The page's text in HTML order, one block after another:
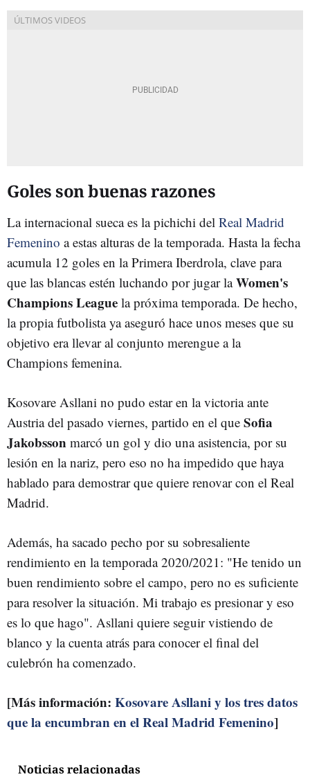
Goles son buenas razones
La internacional sueca es la pichichi del Real Madrid
Femenino a estas alturas de la temporada. Hasta la fecha
acumula 12 goles en la Primera Iberdrola, clave para
que las blancas estén luchando por jugar laWomen's
Champions League la próxima temporada. De hecho,
la propia futbolista ya aseguró hace unos meses que su
objetivo era llevar al conjunto merengue a la
Champions femenina.
Kosovare Asllani no pudo estar en la victoria ante
Austria del pasado viernes, partido en el que Sofia
Jakobsson marcó un gol y dio una asistencia, por su
lesión en la nariz, pero eso no ha impedido que haya
hablado para demostrar que quiere renovar con el Real
Madrid.
Además, ha sacado pecho por su sobresaliente
rendimiento en la temporada 2020/2021: "He tenido un
buen rendimiento sobre el campo, pero no es suficiente
para resolver la situación. Mi trabajo es presionar y eso
es lo que hago". Asllani quiere seguir vistiendo de
blanco y la cuenta atrás para conocer el final del
culebrón ha comenzado.
[Más información: Kosovare Asllani y los tres datos
que la encumbran en el Real Madrid Femenino]
Noticias relacionadas